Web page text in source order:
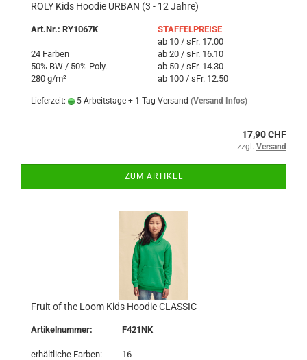
ROLY Kids Hoodie URBAN (3 - 12 Jahre)
Art.Nr.: RY1067K
STAFFELPREISE
ab 10 / sFr. 17.00
24 Farben
ab 20 / sFr. 16.10
50% BW / 50% Poly.
ab 50 / sFr. 14.30
280 g/m²
ab 100 / sFr. 12.50
Lieferzeit: 5 Arbeitstage + 1 Tag Versand (Versand Infos)
17,90 CHF
zzgl. Versand
ZUM ARTIKEL
Fruit of the Loom Kids Hoodie CLASSIC
Artikelnummer: F421NK
erhältliche Farben:
16